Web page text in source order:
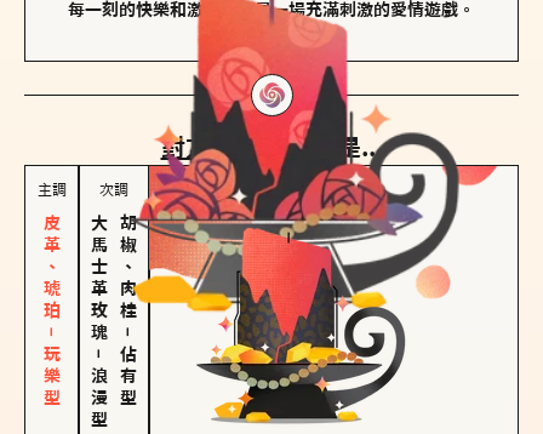
每一刻的快樂和激動，像是一場充滿刺激的愛情遊戲。
對方的主調蠟燭是...
主調
皮革、琥珀－玩樂型
次調
大馬士革玫瑰
－
浪漫型
胡椒、肉桂
－
佔有型